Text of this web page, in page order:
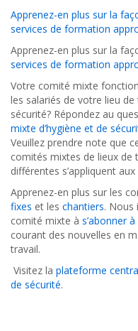
Apprenez-en plus sur la
services de formation
Apprenez-en plus sur la
services de formation
Votre comité mixte
les salariés de votre lieu
sécurité? Répondez au
mixte d’hygiène et de
Veuillez prendre note que
comités mixtes de lieux de
différentes s’appliquent
Apprenez-en plus sur les
fixes et les chantiers. Nous
comité mixte à s’abonner
courant des nouvelles en
travail.
Visitez la plateforme
de sécurité.